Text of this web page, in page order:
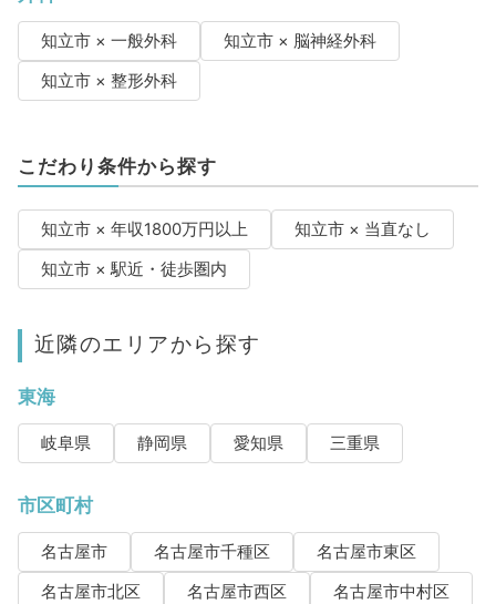
知立市 × 一般外科
知立市 × 脳神経外科
知立市 × 整形外科
こだわり条件から探す
知立市 × 年収1800万円以上
知立市 × 当直なし
知立市 × 駅近・徒歩圏内
近隣のエリアから探す
東海
岐阜県 静岡県 愛知県 三重県
市区町村
名古屋市 名古屋市千種区
名古屋市東区
名古屋市北区
名古屋市西区
名古屋市中村区